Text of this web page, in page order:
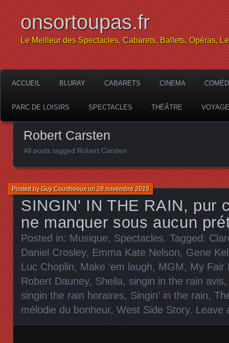
onsortoupas.fr
Le Meilleur des Spectacles, Cabarets, Ballets, Opéras,
ACCUEIL BLURAY CABARETS CINEMA
PARC DE LOISIRS SPECTACLES THÉÂTRE
Robert Carsten
All posts tagged Robert Carsten
SINGIN' IN THE RAIN, pur
ne manquer sous aucun
Posted byGuy Courtheouxon28 novembre 2015
Posted in: Musique, Spectacles. Tagged:
Daniel Crosley, Emma Kate Nelson, Gene
Luc Choplin, Make 'em laugh, MGM, My Fair
Robert Dauney, Sheila, singin in the rain avis
singin the rain horaires, Singin' in the rain,
mélodie du bonheur, West Side Story. Leave